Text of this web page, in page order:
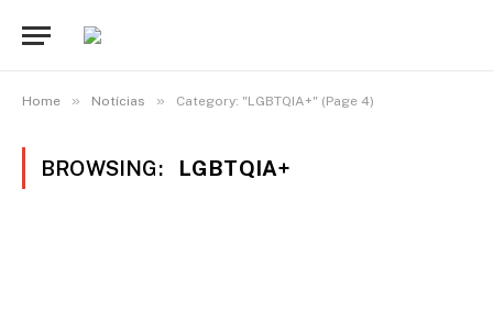
Home » Notícias » Category: "LGBTQIA+" (Page 4)
BROWSING: LGBTQIA+